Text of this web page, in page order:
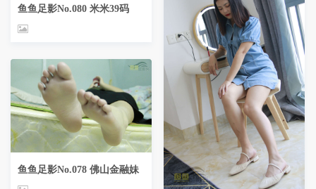
鱼鱼足影No.080 米米39码
鱼鱼足影No.078 佛山金融妹